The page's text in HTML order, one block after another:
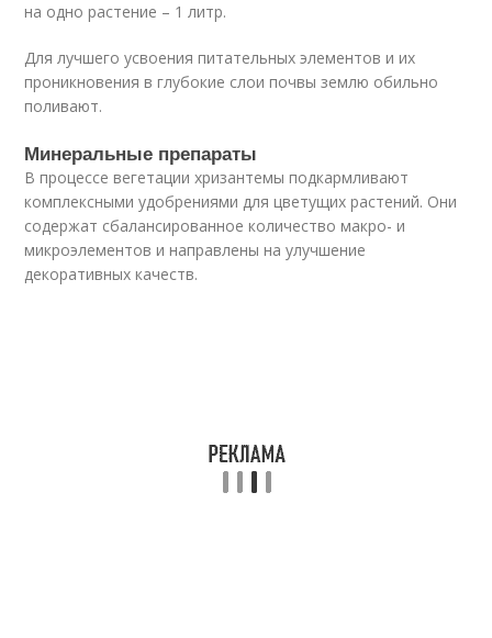
на одно растение – 1 литр.
Для лучшего усвоения питательных элементов и их
проникновения в глубокие слои почвы землю обильно
поливают.
Минеральные препараты
В процессе вегетации хризантемы подкармливают
комплексными удобрениями для цветущих растений. Они
содержат сбалансированное количество макро- и
микроэлементов и направлены на улучшение
декоративных качеств.